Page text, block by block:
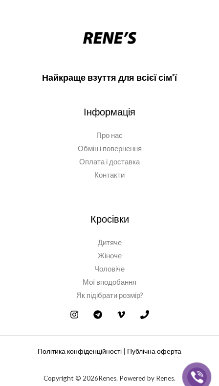
Найкраще взуття для всієї сім'ї
Інформація
Про нас
Обмін і повернення
Оплата і доставка
Контакти
Кросівки
Дитяче
Жіноче
Чоловіче
Мої вподобання
Як підібрати розмір?
Політика конфіденційності Публічна оферта
Copyright © 2026Renes. Powered by Renes.